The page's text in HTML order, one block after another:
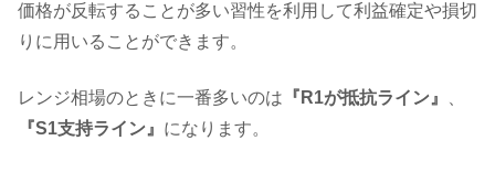
価格が反転することが多い習性を利用して利益確定や損切
りに用いることができます。
レンジ相場のときに一番多いのは 『R1が抵抗ライン』
『S1支持ライン』 になります。